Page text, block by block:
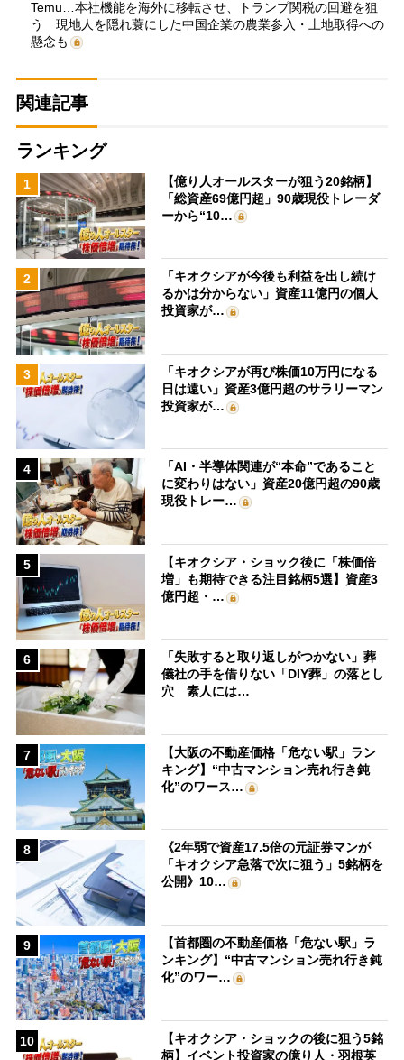
Temu…本社機能を海外に移転させ、トランプ関税の回避を狙
う 現地人を隠れ蓑にした中国企業の農業参入・土地取得への
懸念も
関連記事
ランキング
1
【億り人オールスターが狙う20銘柄】
「総資産69億円超」90歳現役トレーダ
ーから“10…
2
「キオクシアが今後も利益を出し続け
るかは分からない」資産11億円の個人
投資家が…
3
「キオクシアが再び株価10万円になる
日は遠い」資産3億円超のサラリーマン
投資家が…
4
「AI・半導体関連が“本命”であること
に変わりはない」資産20億円超の90歳
現役トレー…
5
【キオクシア・ショック後に「株価倍
増」も期待できる注目銘柄5選】資産3
億円超・…
6
「失敗すると取り返しがつかない」葬
儀社の手を借りない「DIY葬」の落とし
穴 素人には…
7
【大阪の不動産価格「危ない駅」ラン
キング】“中古マンション売れ行き鈍
化”のワース…
8
《2年弱で資産17.5倍の元証券マンが
「キオクシア急落で次に狙う」5銘柄を
公開》10…
9
【首都圏の不動産価格「危ない駅」ラ
ンキング】“中古マンション売れ行き鈍
化”のワー…
10
【キオクシア・ショックの後に狙う5銘
柄】イベント投資家の億り人・羽根英